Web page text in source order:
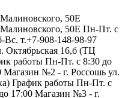
50Е
50Е Пн-Пт. с
т.+7-908-148-98-97
Октябрьская 16,б (ТЦ
работы Пн-Пт. с 8:30 до
Магазин №2 - г. Россошь ул.
График работы Пн-Пт. с
17:00 Магазин №3 - г.